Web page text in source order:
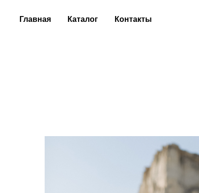
Главная Каталог Контакты